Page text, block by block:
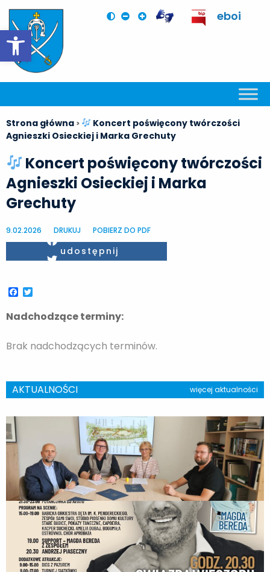
Otwórz pasek narzędzi
eboi
Strona główna >
Koncert poświęcony twórczości
Agnieszki Osieckiej i Marka Grechuty
Koncert poświęcony twórczości
Agnieszki Osieckiej i Marka
Grechuty
9.02.2026 DRUKUJ POBIERZ DO PDF
Twitter
udostępnij
Facebook
Nadchodzące terminy:
Brak nadchodzących terminów.
AKTUALNOŚCI więcej aktualności